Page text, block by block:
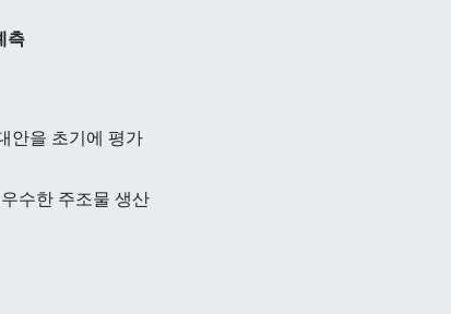
측
안을 초기에 평가
수한 주조물 생산